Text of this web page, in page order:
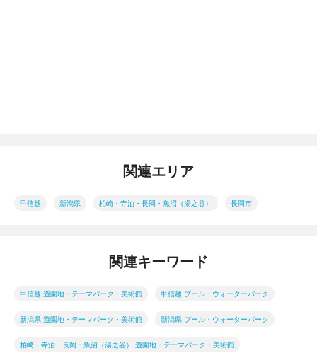
関連エリア
甲信越 新潟県 柏崎・寺泊・長岡・魚沼（湯之谷） 長岡市
関連キーワード
甲信越 遊園地・テーマパーク・美術館 甲信越 プール・ウォーターパーク
新潟県 遊園地・テーマパーク・美術館 新潟県 プール・ウォーターパーク
柏崎・寺泊・長岡・魚沼（湯之谷） 遊園地・テーマパーク・美術館